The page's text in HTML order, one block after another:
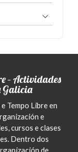
– Actividades
Galicia
Tempo Libre en
e
cursos e clases
Dentro dos
de